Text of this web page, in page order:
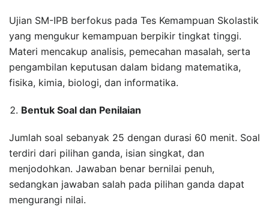
Ujian SM-IPB berfokus pada Tes Kemampuan Skolastik
yang mengukur kemampuan berpikir tingkat tinggi.
Materi mencakup analisis, pemecahan masalah, serta
pengambilan keputusan dalam bidang matematika,
fisika, kimia, biologi, dan informatika.
Bentuk Soal dan Penilaian
Jumlah soal sebanyak 25 dengan durasi 60 menit. Soal
terdiri dari pilihan ganda, isian singkat, dan
menjodohkan. Jawaban benar bernilai penuh,
sedangkan jawaban salah pada pilihan ganda dapat
mengurangi nilai.